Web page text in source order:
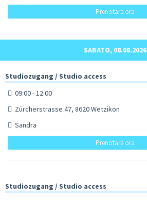
Prenotare ora
SABATO, 08.08.2026
Studiozugang / Studio access
09:00 - 12:00
Zürcherstrasse 47, 8620 Wetzikon
Sandra
Prenotare ora
Studiozugang / Studio access